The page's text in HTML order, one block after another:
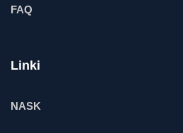
FAQ
Linki
NASK